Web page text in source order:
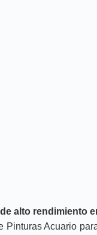
alto rendimiento
Pinturas Acuario